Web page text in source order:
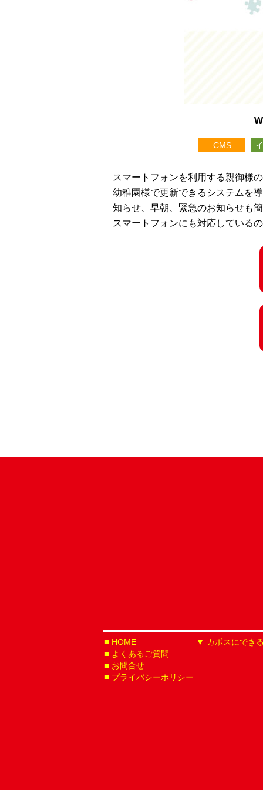
CMS
スマートフォンを利用する親御様
幼稚園様で更新できるシステムを
知らせ、早朝、緊急のお知らせも
スマートフォンにも対応している
HOME
よくあるご質問
お問合せ
プライバシーポリシー
カボスにでき